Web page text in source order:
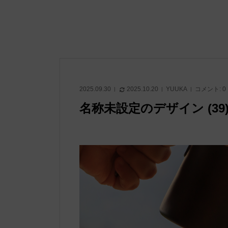
2025.09.30 2025.10.20 YUUKA コメント: 0
名称未設定のデザイン